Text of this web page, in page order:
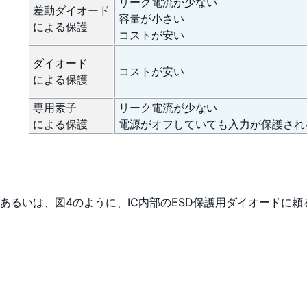
差動ダイオード
による保護
容量が小さい
コストが安い
ダイオード
による保護
コストが安い
専用素子
による保護
リーク電流が少ない
電源がオフしていても入力が保護さ
あるいは、図4のように、IC内部のESD保護用ダイオードに